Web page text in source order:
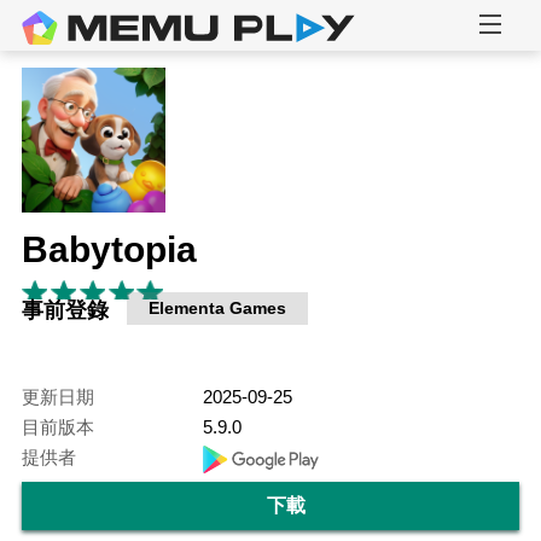
Babytopia
事前登錄 Elementa Games
更新日期
2025-09-25
目前版本
5.9.0
提供者
下載